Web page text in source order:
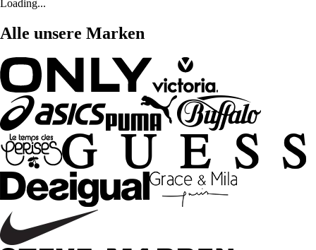
Loading...
Alle unsere Marken